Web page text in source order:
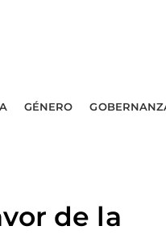
GÉNERO
de la